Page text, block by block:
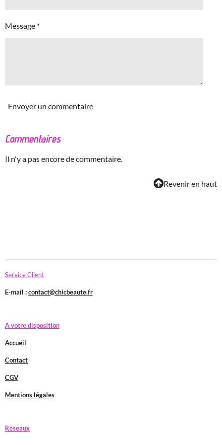
Message *
Envoyer un commentaire
Commentaires
Il n'y a pas encore de commentaire.
Revenir en haut
Service Client
E-mail :contact@chicbeaute.fr
A votre disposition
Accueil
Contact
CGV
Mentions légales
Réseaux